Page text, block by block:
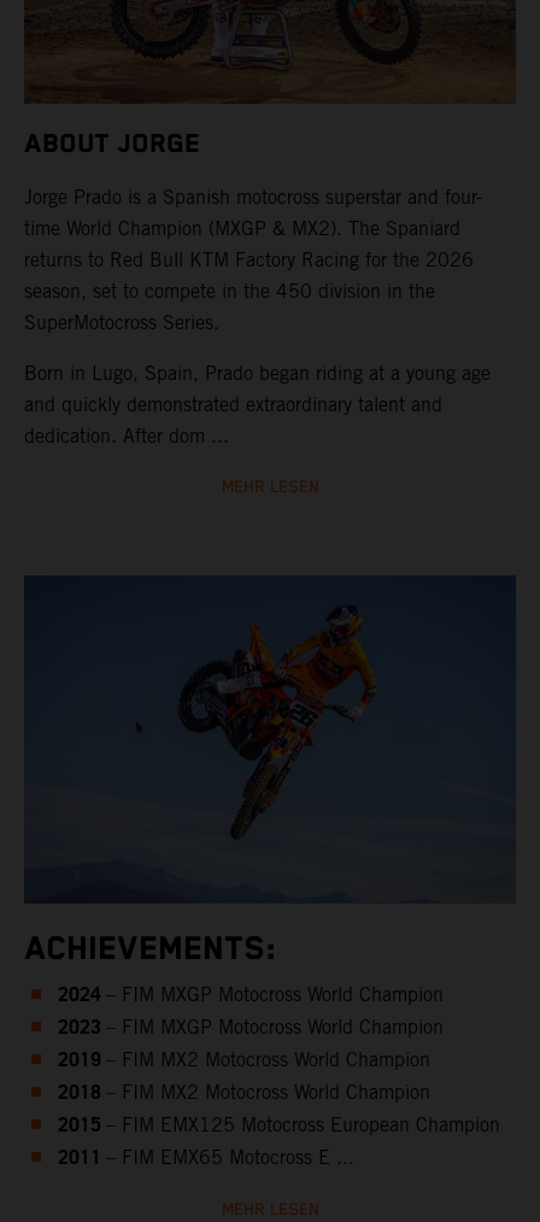
ABOUT JORGE
Jorge Prado is a Spanish motocross superstar and four-
time World Champion (MXGP & MX2). The Spaniard
returns to Red Bull KTM Factory Racing for the 2026
season, set to compete in the 450 division in the
SuperMotocross Series.
Born in Lugo, Spain, Prado began riding at a young age
and quickly demonstrated extraordinary talent and
dedication. After dom ...
MEHR LESEN
ACHIEVEMENTS:
2024 – FIM MXGP Motocross World Champion
2023 – FIM MXGP Motocross World Champion
2019 – FIM MX2 Motocross World Champion
2018 – FIM MX2 Motocross World Champion
2015 – FIM EMX125 Motocross European Champion
2011 – FIM EMX65 Motocross E ...
MEHR LESEN